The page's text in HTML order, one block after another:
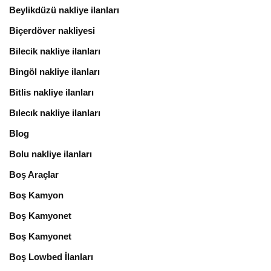
Beylikdüzü nakliye ilanları
Biçerdöver nakliyesi
Bilecik nakliye ilanları
Bingöl nakliye ilanları
Bitlis nakliye ilanları
Bılecık nakliye ilanları
Blog
Bolu nakliye ilanları
Boş Araçlar
Boş Kamyon
Boş Kamyonet
Boş Kamyonet
Boş Lowbed İlanları